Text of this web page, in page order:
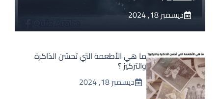
ديسمبر 18, 2024
ما هي الأطعمة التي تحسّن الذاكرة
والتركيز ؟
ديسمبر 18, 2024